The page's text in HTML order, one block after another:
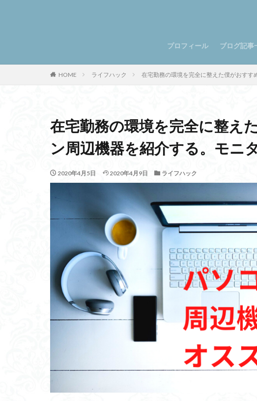
プロフィール ブログ記事
HOME ライフハック 在宅勤務の環境を完全に整えた僕がおす
在宅勤務の環境を完全に整え
ン周辺機器を紹介する。モニ
2020年4月5日 2020年4月9日 ライフハック